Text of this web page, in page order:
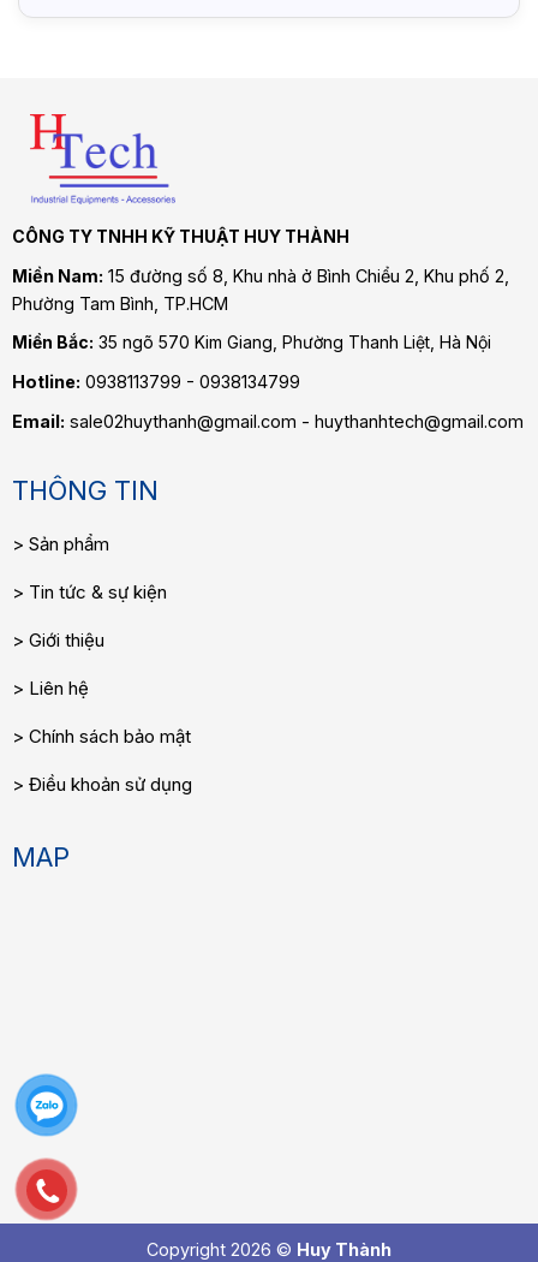
CÔNG TY TNHH KỸ THUẬT HUY THÀNH
Miền Nam: 15 đường số 8, Khu nhà ở Bình Chiểu 2, Khu phố 2,
Phường Tam Bình , TP.HCM
Miền Bắc: 35 ngõ 570 Kim Giang, Phường Thanh Liệt, Hà Nội
Hotline: 0938113799 - 0938134799
Email: sale02huythanh@gmail.com - huythanhtech@gmail.com
THÔNG TIN
Sản phẩm
Tin tức & sự kiện
Giới thiệu
Liên hệ
Chính sách bảo mật
Điều khoản sử dụng
MAP
Copyright 2026 © Huy Thành